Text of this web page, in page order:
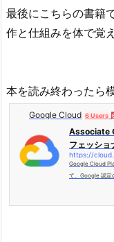
最後にこちらの書籍
作と仕組みを体で覚
本を読み終わったら
Google Cloud 6 Users
Associate
フェッシ
Google Cloud
て、Google 認定